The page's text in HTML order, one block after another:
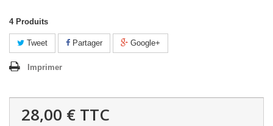
4 Produits
Tweet Partager Google+
Imprimer
28,00 € TTC